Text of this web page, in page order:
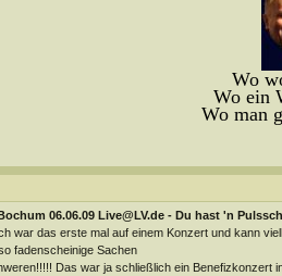
Wo
Wo ein
Wo man
06.06.09 Live@LV.de - Du hast 'n
war das erste mal auf einem Konzert und kann
fadenscheinige Sachen
Das war ja schließlich ein Benefizkonzert